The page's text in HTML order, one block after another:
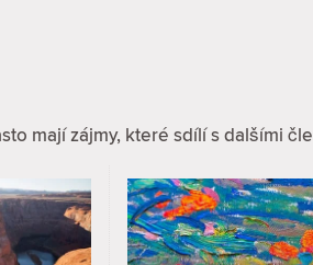
mají zájmy, které sdílí s dalšími